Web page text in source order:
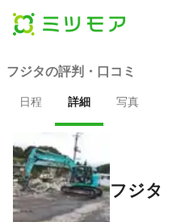
フジタの評判・口コミ
日程 詳細 写真
フジタ